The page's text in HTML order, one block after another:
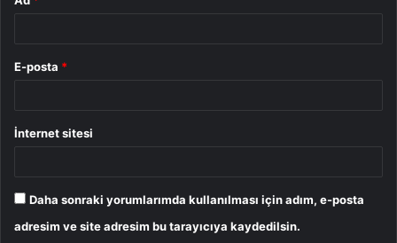
E-posta *
İnternet sitesi
Daha sonraki yorumlarımda kullanılması için adım, e-posta
adresim ve site adresim bu tarayıcıya kaydedilsin.